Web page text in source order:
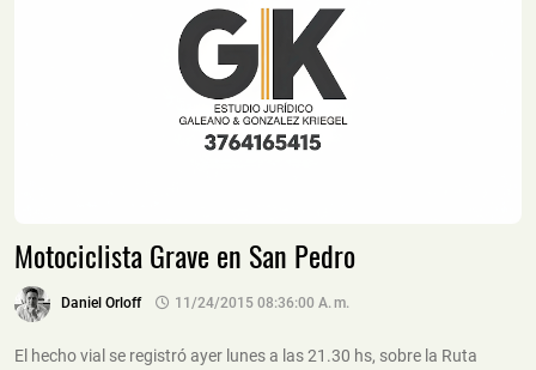
Motociclista Grave en San Pedro
Daniel Orloff 11/24/2015 08:36:00 A. M.
El hecho vial se registró ayer lunes a las 21.30 hs, sobre la Ruta